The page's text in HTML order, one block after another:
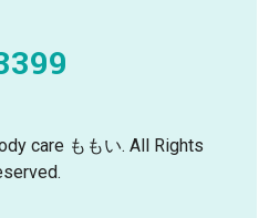
care ももい. All Rights